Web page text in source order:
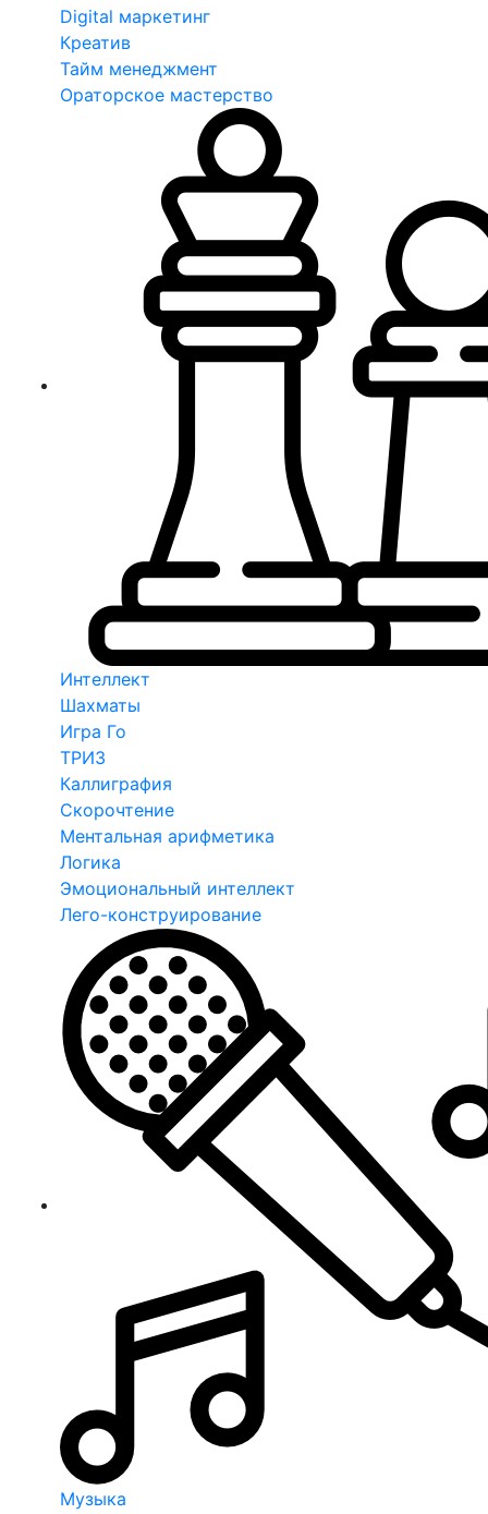
Digital маркетинг
Креатив
Тайм менеджмент
Ораторское мастерство
Интеллект
Шахматы
Игра Го
ТРИЗ
Каллиграфия
Скорочтение
Ментальная арифметика
Логика
Эмоциональный интеллект
Лего-конструирование
Музыка